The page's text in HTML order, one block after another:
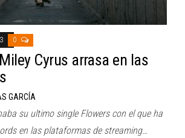
0
Cyrus arrasa en las
GARCÍA
su ultimo single Flowers con el que ha
en las plataformas de streaming…